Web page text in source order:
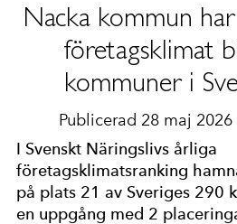
Nacka kommun
företagsklimat
kommuner i
Publicerad 28 maj 2026
I Svenskt Näringslivs årliga
företagsklimatsranking
på plats 21 av Sveriges 290
en uppgång med 2